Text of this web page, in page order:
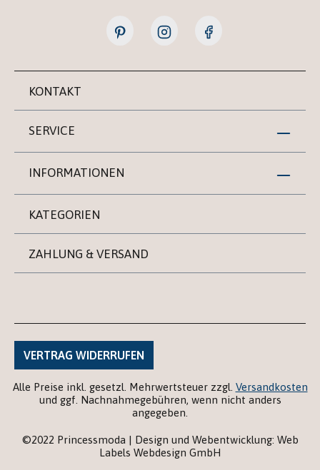
KONTAKT
SERVICE
INFORMATIONEN
KATEGORIEN
ZAHLUNG & VERSAND
VERTRAG WIDERRUFEN
Alle Preise inkl. gesetzl. Mehrwertsteuer zzgl. Versandkosten
und ggf. Nachnahmegebühren, wenn nicht anders
angegeben.
©2022 Princessmoda | Design und Webentwicklung: Web
Labels Webdesign GmbH